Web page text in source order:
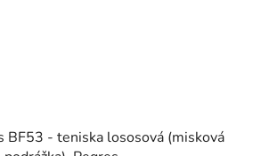
BF53 - teniska lososová (misková